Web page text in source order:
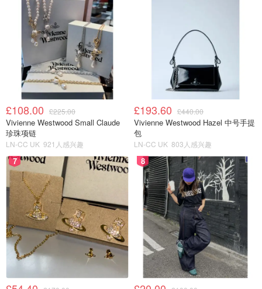
£108.00 £225.00
Vivienne Westwood Small Claude
珍珠项链
LN-CC UK 921人感兴趣
£193.60 £440.00
Vivienne Westwood Hazel 中号手提
包
LN-CC UK 803人感兴趣
7 8